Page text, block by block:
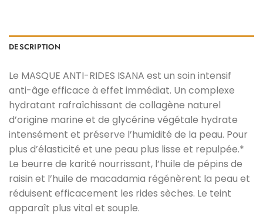
DESCRIPTION
Le MASQUE ANTI-RIDES ISANA est un soin intensif
anti-âge efficace à effet immédiat. Un complexe
hydratant rafraîchissant de collagène naturel
d’origine marine et de glycérine végétale hydrate
intensément et préserve l’humidité de la peau. Pour
plus d’élasticité et une peau plus lisse et repulpée.*
Le beurre de karité nourrissant, l’huile de pépins de
raisin et l’huile de macadamia régénèrent la peau et
réduisent efficacement les rides sèches. Le teint
apparaît plus vital et souple.